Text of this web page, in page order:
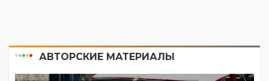
АВТОРСКИЕ МАТЕРИАЛЫ